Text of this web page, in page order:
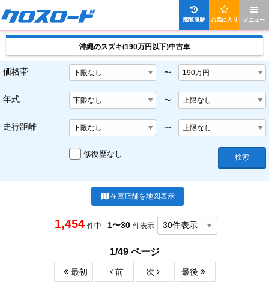
メニュー
お気に入り
閲覧履歴
沖縄のスズキ(190万円以下)中古車
価格帯 〜
年式 〜
走行距離 〜
修復歴なし 検索
在庫店舗を地図表示
1,454 件中 1〜30 件表示
1/49 ページ
最初 前 次 最後